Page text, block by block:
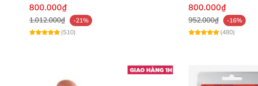
800.000₫
1.012.000₫
-21%
(510)
800.000₫
952.000₫
-16%
(480)